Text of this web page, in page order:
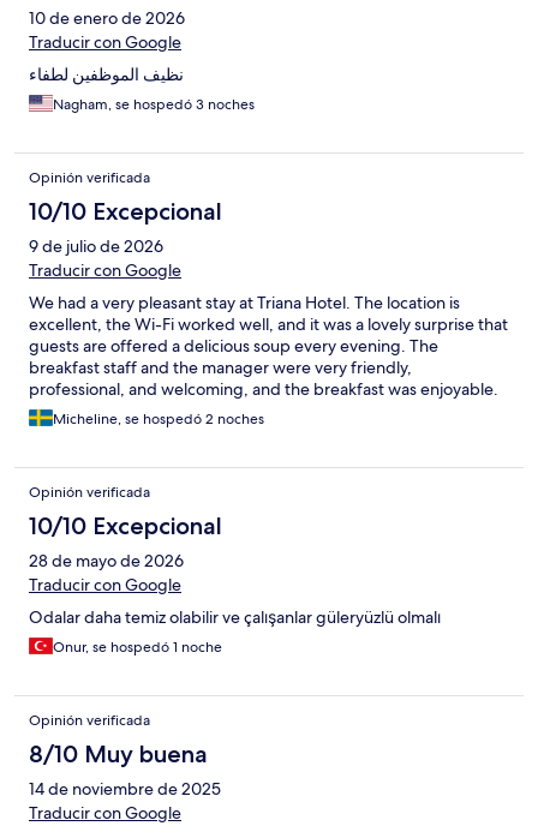
10 de enero de 2026
Traducir con Google
نظيف الموظفين لطفاء
Nagham, se hospedó 3 noches
Opinión verificada
10/10 Excepcional
9 de julio de 2026
Traducir con Google
We had a very pleasant stay at Triana Hotel. The location is
excellent, the Wi-Fi worked well, and it was a lovely surprise that
guests are offered a delicious soup every evening. The
breakfast staff and the manager were very friendly,
professional, and welcoming, and the breakfast was enjoyable.
The only small suggestion is to offer some whole-grain or low-
carb bread options for guests with diabetes or those who prefer
great hotel with excellent service. I would gladly stay here
again!
Micheline, se hospedó 2 noches
Opinión verificada
10/10 Excepcional
28 de mayo de 2026
Traducir con Google
Odalar daha temiz olabilir ve çalışanlar güleryüzlü olmalı
Onur, se hospedó 1 noche
Opinión verificada
8/10 Muy buena
14 de noviembre de 2025
Traducir con Google